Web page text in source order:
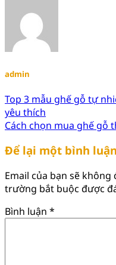
admin
Top 3 mẫu ghế gỗ tự
yêu thích
Cách chọn mua ghế gỗ
Để lại một bình luận
Email của bạn sẽ
trường bắt buộc được
Bình luận *